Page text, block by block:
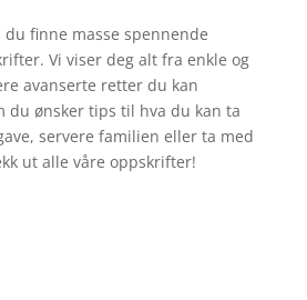
du finne masse spennende
Vi viser deg alt fra enkle og
avanserte retter du kan
du ønsker tips til hva du kan ta
servere familien eller ta med
ut alle våre oppskrifter!